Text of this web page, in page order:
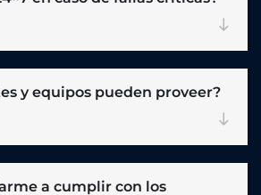
y equipos pueden proveer?
a cumplir con los